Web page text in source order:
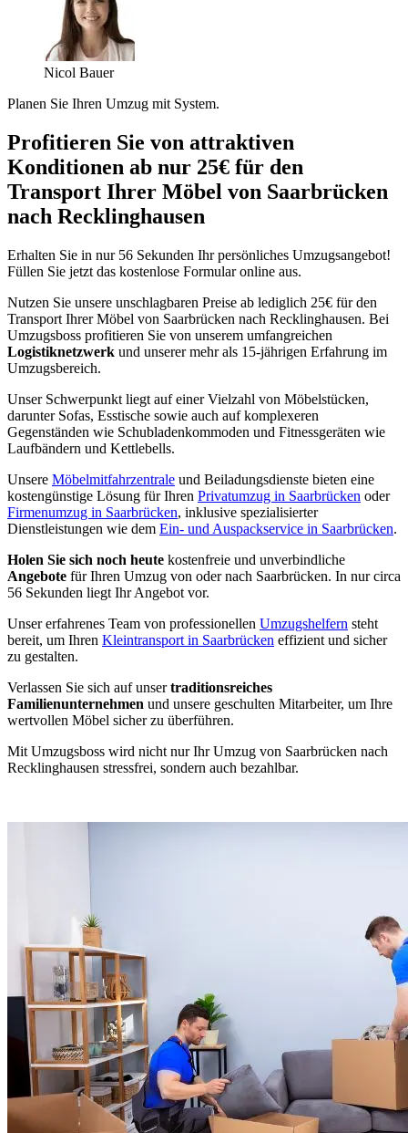
Nicol Bauer
Planen Sie Ihren Umzug mit System.
Profitieren Sie von attraktiven
Konditionen ab nur 25€ für den
Transport Ihrer Möbel von Saarbrücken
nach Recklinghausen
Erhalten Sie in nur 56 Sekunden Ihr persönliches Umzugsangebot!
Füllen Sie jetzt das kostenlose Formular online aus.
Nutzen Sie unsere unschlagbaren Preise ab lediglich 25€ für den
Transport Ihrer Möbel von Saarbrücken nach Recklinghausen. Bei
Umzugsboss profitieren Sie von unserem umfangreichen
Logistiknetzwerk und unserer mehr als 15-jährigen Erfahrung im
Umzugsbereich.
Unser Schwerpunkt liegt auf einer Vielzahl von Möbelstücken,
darunter Sofas, Esstische sowie auch auf komplexeren
Gegenständen wie Schubladenkommoden und Fitnessgeräten wie
Laufbändern und Kettlebells.
Unsere Möbelmitfahrzentrale und Beiladungsdienste bieten eine
kostengünstige Lösung für Ihren Privatumzug in Saarbrücken oder
Firmenumzug in Saarbrücken, inklusive spezialisierter
Dienstleistungen wie dem Ein- und Auspackservice in Saarbrücken.
Holen Sie sich noch heute kostenfreie und unverbindliche
Angebote für Ihren Umzug von oder nach Saarbrücken. In nur circa
56 Sekunden liegt Ihr Angebot vor.
Unser erfahrenes Team von professionellen Umzugshelfern steht
bereit, um Ihren Kleintransport in Saarbrücken effizient und sicher
zu gestalten.
Verlassen Sie sich auf unsertraditionsreiches
Familienunternehmen und unsere geschulten Mitarbeiter, um Ihre
wertvollen Möbel sicher zu überführen.
Mit Umzugsboss wird nicht nur Ihr Umzug von Saarbrücken nach
Recklinghausen stressfrei, sondern auch bezahlbar.